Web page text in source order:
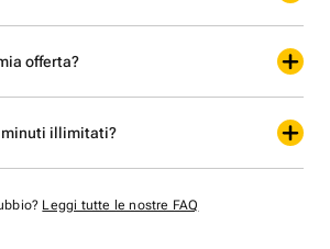
offerta?
minuti illimitati?
Leggi tutte le nostre FAQ